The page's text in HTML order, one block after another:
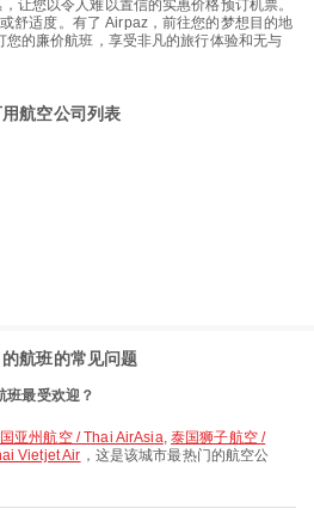
让您以令人难以置信的实惠价格预订机票。
舒适度。有了 Airpaz，前往您的梦想目的地
的廉价航班，享受非凡的旅行体验和无与
航空公司列表
航班的常见问题
班最受欢迎？
亚州航空 / Thai AirAsia,泰国狮子航空 /
Vietjet Air ，这是该城市最热门的航空公